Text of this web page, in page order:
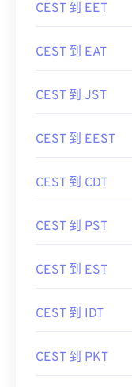
CEST 到 EET
CEST 到 EAT
CEST 到 JST
CEST 到 EEST
CEST 到 CDT
CEST 到 PST
CEST 到 EST
CEST 到 IDT
CEST 到 PKT